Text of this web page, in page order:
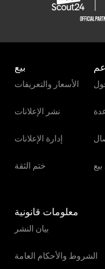
بيع
الأسعار والتعريفات
نشر الإعلانات
إدارة الإعلانات
ختم الثقة
معلومات قانونية
بيان النشر
الشروط والأحكام العامة